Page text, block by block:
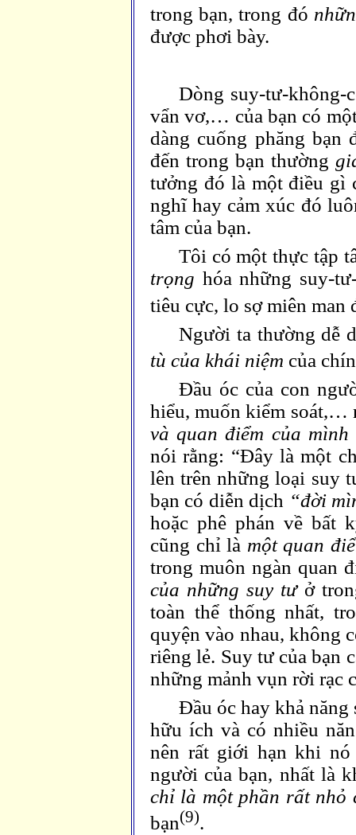
trong bạn, trong đó
được phơi bày.
Dòng suy-tư-không-
vẩn vơ,… của bạn có
dàng cuống phăng
đến trong bạn thường
tưởng đó là một điều
nghĩ hay cảm xúc đó
tâm của bạn.
Tôi có một thực tập
trọng hóa những suy-
tiêu cực, lo sợ miên man
Người ta thường dễ
tù của khái niệm của
Đầu óc của con
hiểu, muốn kiểm soát,…
và quan điểm của mình
nói rằng: “Đây là một
lên trên những loại suy
bạn có diễn dịch “đời
hoặc phê phán về
cũng chỉ là một quan
trong muôn ngàn quan
của những suy tưở
toàn thể thống nhất,
quyện vào nhau, không
riêng lẻ. Suy tư của bạn
những mảnh vụn rời rạc
Đầu óc hay khả năng
hữu ích và có nhiều
nên rất giới hạn khi nó
người của bạn, nhất là
chỉ là một phần rất nhỏ
bạn(9).